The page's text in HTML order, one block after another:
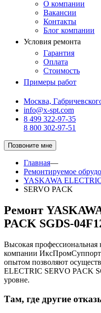
О компании
Вакансии
Контакты
Блог компании
Условия ремонта
Гарантия
Оплата
Стоимость
Примеры работ
Москва,
info@x-spt.com
8 499 322-97-35
8 800 302-97-51
Позвоните мне
Главная—
Ремонтируемое
YASKAWA
SERVO PACK
Ремонт
PACK SGDS-
Высокая
компании ИксПромСуппорт
опытом позволяют
ELECTRIC SERVO PACK
уровне.
Там, где другие